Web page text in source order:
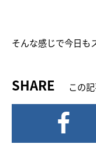
そんな感じで今日も
SHARE この